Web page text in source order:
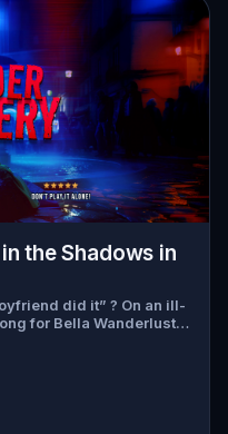
the Shadows in
did it” ? On an ill-
for Bella Wanderlust
travel blogger, was
by the theatrical Percy
the ghost tour